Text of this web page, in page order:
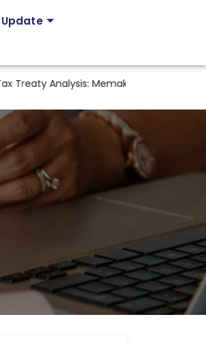
Update
Analysis: Memaksimalkan Manfaat